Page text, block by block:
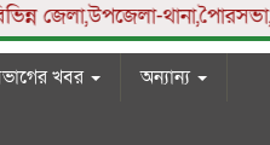
খবর অন্যান্য